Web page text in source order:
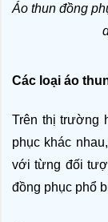
Áo thun đồng
Các loại áo
Trên thị trường
phục khác
với từng đối
đồng phục phổ